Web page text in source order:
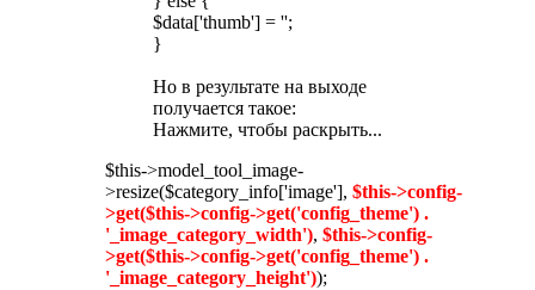
$data['thumb'] = '';
}
Но в результате на выходе
получается такое:
Нажмите, чтобы раскрыть...
$this->model_tool_image-
>resize($category_info['image'], $this->config-
>get($this->config->get('config_theme') .
'_image_category_width'), $this->config-
>get($this->config->get('config_theme') .
'_image_category_height'));